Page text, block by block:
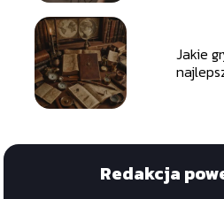
Jakie
Redakcja